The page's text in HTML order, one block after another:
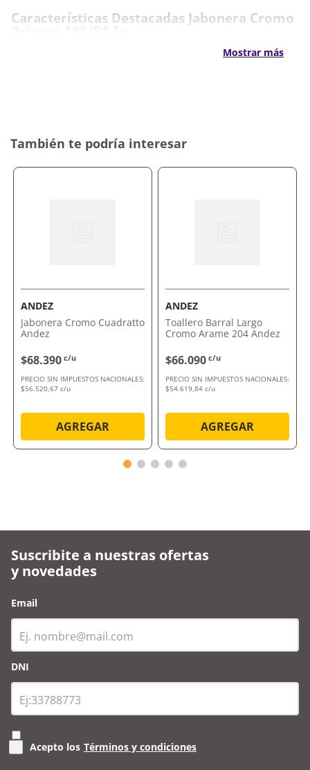
Características Destacadas Jabonera Cromo
168/B1 Fv
funcionalidad en un solo producto. Aprovechá la
Mostrar más
También te podría interesar
ANDEZ
Jabonera Cromo Cuadratto
Andez
$68.390 c/u
PRECIO SIN IMPUESTOS NACIONALES:
$56.520,67 c/u
AGREGAR
ANDEZ
Toallero Barral Largo
Cromo Arame 204 Andez
$66.090 c/u
PRECIO SIN IMPUESTOS NACIONALES:
$54.619,84 c/u
AGREGAR
Suscribite a nuestras ofertas
y novedades
Email
DNI
Acepto los Términos y condiciones